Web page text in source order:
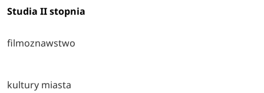
Studia II stopnia
filmoznawstwo
kultury miasta